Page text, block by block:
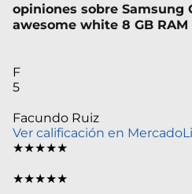
opiniones sobre Samsung
awesome white 8 GB RAM
F
5
Facundo Ruiz
Ver calificación en
★★★★★
★★★★★